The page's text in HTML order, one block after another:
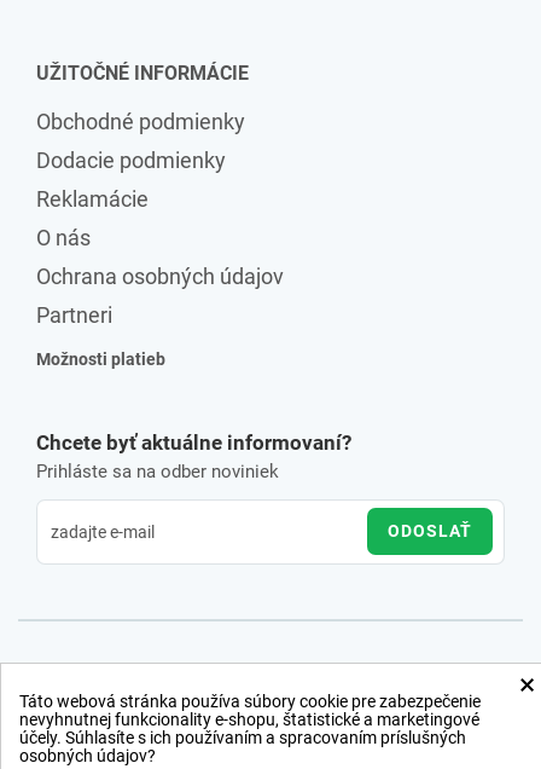
UŽITOČNÉ INFORMÁCIE
Obchodné podmienky
Dodacie podmienky
Reklamácie
O nás
Ochrana osobných údajov
Partneri
Možnosti platieb
Chcete byť aktuálne informovaní?
Prihláste sa na odber noviniek
ODOSLAŤ
×
Táto webová stránka používa súbory cookie pre zabezpečenie
nevyhnutnej funkcionality e-shopu, štatistické a marketingové
účely. Súhlasíte s ich používaním a spracovaním príslušných
osobných údajov?